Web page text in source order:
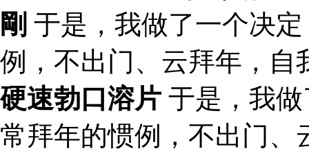
剛 于是，我做了一个决
例，不出门、云拜年，
硬速勃口溶片 于是，我
常拜年的惯例，不出门、